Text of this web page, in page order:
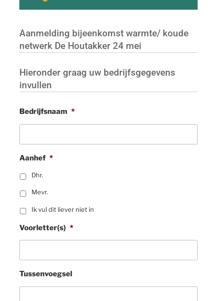
Aanmelding bijeenkomst warmte/ koude
netwerk De Houtakker 24 mei
Hieronder graag uw bedrijfsgegevens
invullen
Bedrijfsnaam *
Aanhef *
Dhr.
Mevr.
Ik vul dit liever niet in
Voorletter(s) *
Tussenvoegsel